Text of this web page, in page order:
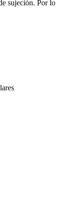
sujeción. Por lo